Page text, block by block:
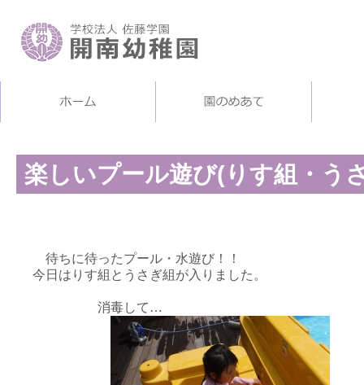
楽しいプール遊び(りす組・う
待ちに待ったプール・水遊び！！
今日はりす組とうさぎ組が入りました。
消毒して… 約束を